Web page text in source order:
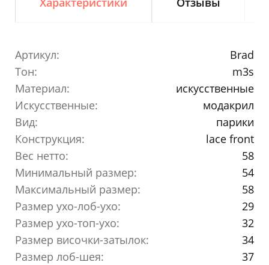
Артикул:
Brad
Тон:
m3s
Материал:
искусственные
Искусственные:
модакрил
Вид:
парики
Конструкция:
lace front
Вес нетто:
58
Минимальный размер:
54
Максимальный размер:
58
Размер ухо-лоб-ухо:
29
Размер ухо-топ-ухо:
32
Размер височки-затылок:
34
Размер лоб-шея:
37